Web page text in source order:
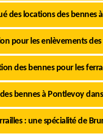
des locations des bennes
pour les enlèvements
des bennes pour les
bennes à Pontlevoy
: une spécialité de